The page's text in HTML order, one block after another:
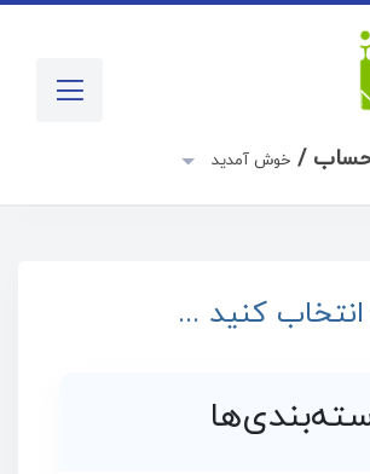
/خوش آمدید
کنید ...